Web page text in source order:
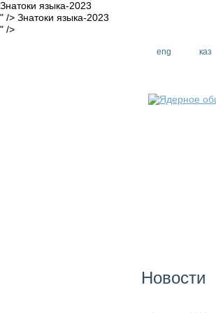
Знатоки языка-2023
" /> Знатоки языка-2023
" />
eng каз
Новости